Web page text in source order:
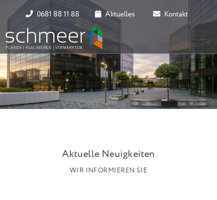
0681 88 11 88 Aktuelles Kontakt
Aktuelle Neuigkeiten
WIR INFORMIEREN SIE